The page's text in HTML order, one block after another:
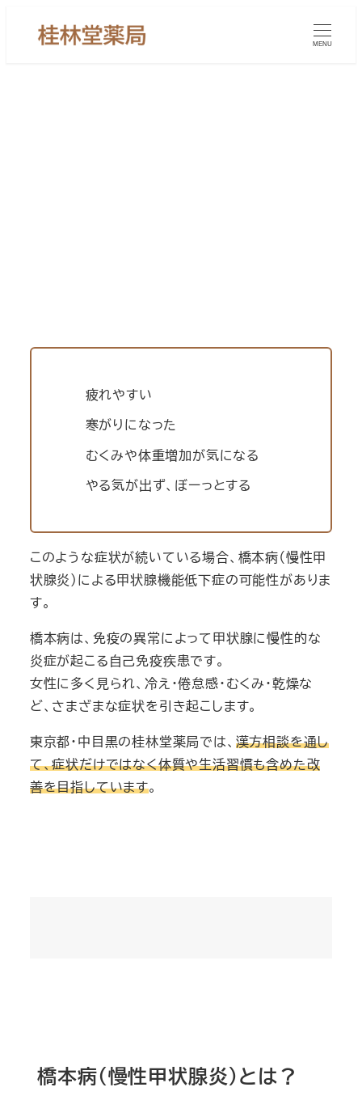
MENU
疲れやすい
寒がりになった
むくみや体重増加が気になる
やる気が出ず、ぼーっとする
このような症状が続いている場合、橋本病（慢性甲
状腺炎）による甲状腺機能低下症の可能性がありま
す。
橋本病は、免疫の異常によって甲状腺に慢性的な
炎症が起こる自己免疫疾患です。
女性に多く見られ、冷え・倦怠感・むくみ・乾燥な
ど、さまざまな症状を引き起こします。
東京都・中目黒の桂林堂薬局では、 漢方相談を通し
て、症状だけではなく体質や生活習慣も含めた改
善を目指しています。
橋本病（慢性甲状腺炎）とは？